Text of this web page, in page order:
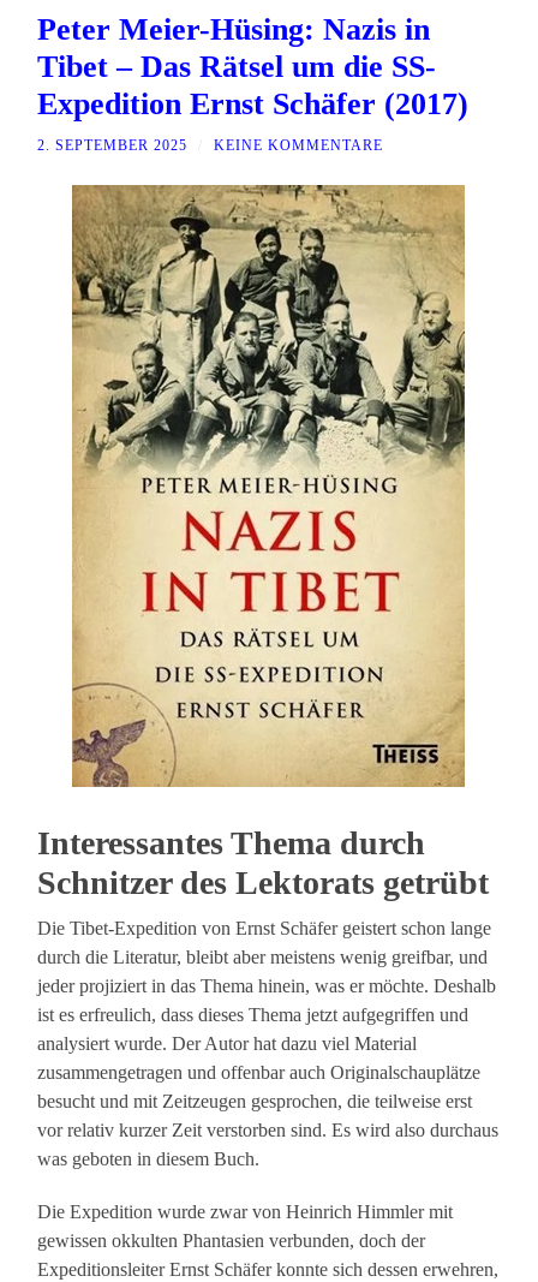
Peter Meier-Hüsing: Nazis in
Tibet – Das Rätsel um die SS-
Expedition Ernst Schäfer (2017)
2. SEPTEMBER 2025 KEINE KOMMENTARE
Interessantes Thema durch
Schnitzer des Lektorats getrübt
Die Tibet-Expedition von Ernst Schäfer geistert schon lange
durch die Literatur, bleibt aber meistens wenig greifbar, und
jeder projiziert in das Thema hinein, was er möchte. Deshalb
ist es erfreulich, dass dieses Thema jetzt aufgegriffen und
analysiert wurde. Der Autor hat dazu viel Material
zusammengetragen und offenbar auch Originalschauplätze
besucht und mit Zeitzeugen gesprochen, die teilweise erst
vor relativ kurzer Zeit verstorben sind. Es wird also durchaus
was geboten in diesem Buch.
Die Expedition wurde zwar von Heinrich Himmler mit
gewissen okkulten Phantasien verbunden, doch der
Expeditionsleiter Ernst Schäfer konnte sich dessen erwehren,